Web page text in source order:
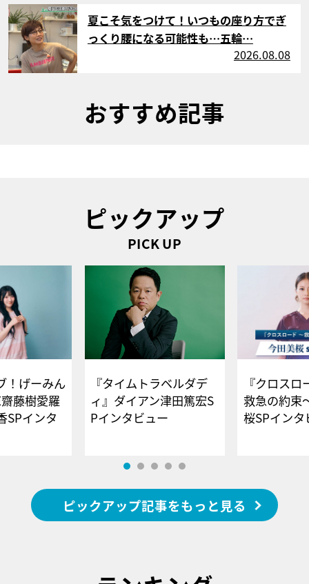
サムネイル
夏こそ気をつけて！いつもの座り方でぎ
っくり腰になる可能性も…五輪…
2026.08.08
おすすめ記事
ピックアップ
PICK UP
！げーみん
藤樹愛羅
SPインタ
『タイムトラベルダデ
ィ』ダイアン津田篤宏S
Pインタビュー
『クロス
救急の約束
桜SPイ
ピックアップ記事をもっと見る